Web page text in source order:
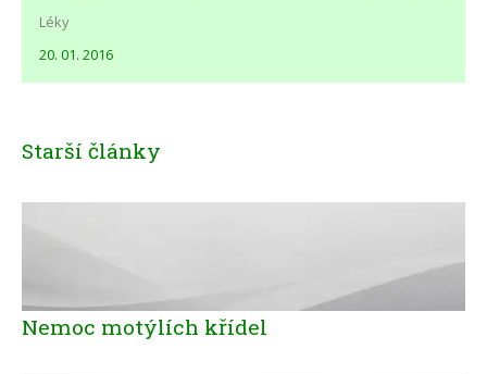
Léky
20. 01. 2016
Starší články
Nemoc motýlích křídel